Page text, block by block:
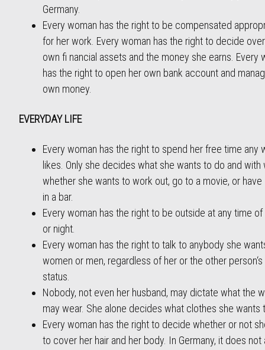
Germany.
Every woman has the right to be compensated
for her work. Every woman has the right to decide
own fi nancial assets and the money she earns. Every
has the right to open her own bank account and
own money.
EVERYDAY LIFE
Every woman has the right to spend her free time any
likes. Only she decides what she wants to do and with
whether she wants to work out, go to a movie, or have
in a bar.
Every woman has the right to be outside at any time
or night.
Every woman has the right to talk to anybody she
women or men, regardless of her or the other person‘s
status.
Nobody, not even her husband, may dictate what the
may wear. She alone decides what clothes she wants
Every woman has the right to decide whether or not
to cover her hair and her body. In Germany, it does